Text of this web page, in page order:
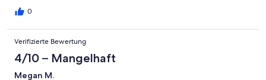
0
Verifizierte Bewertung
4/10 – Mangelhaft
Megan M.